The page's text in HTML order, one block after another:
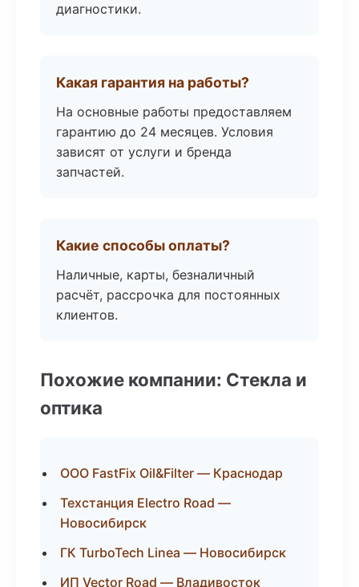
диагностики.
Какая гарантия на работы?
На основные работы предоставляем
гарантию до 24 месяцев. Условия
зависят от услуги и бренда
запчастей.
Какие способы оплаты?
Наличные, карты, безналичный
расчёт, рассрочка для постоянных
клиентов.
Похожие компании: Стекла и
оптика
ООО FastFix Oil&Filter — Краснодар
Техстанция Electro Road —
Новосибирск
ГК TurboTech Linea — Новосибирск
ИП Vector Road — Владивосток